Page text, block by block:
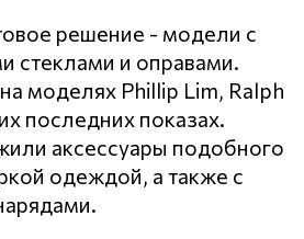
решение - модели с
стеклами и оправами.
моделях Phillip Lim, Ralph
последних показах.
аксессуары подобного
одеждой, а также с